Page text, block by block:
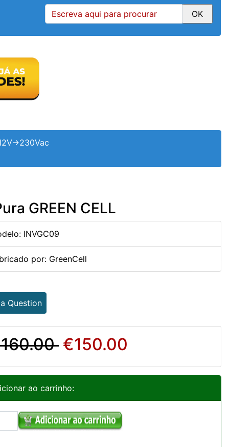
>230Vac
GREEN CELL
INVGC09
por: GreenCell
Question
€150.00
ao carrinho: